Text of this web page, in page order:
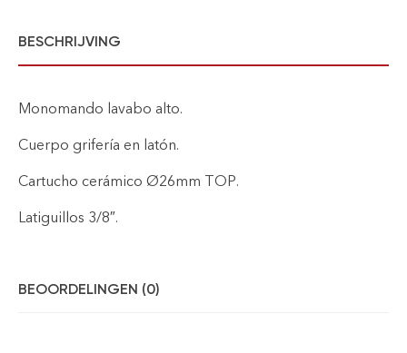
BESCHRIJVING
Monomando lavabo alto.
Cuerpo grifería en latón.
Cartucho cerámico Ø26mm TOP.
Latiguillos 3/8″.
BEOORDELINGEN (0)